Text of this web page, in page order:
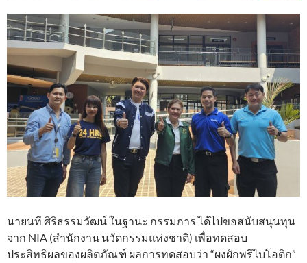
นายนที ศิริธรรมวัฒน์ ในฐานะ กรรมการ ได้ไปขอสนับสนุนทุน
จาก NIA (สำนักงาน นวัตกรรมแห่งชาติ) เพื่อทดสอบ
ประสิทธิผลของผลิตภัณฑ์ ผลการทดสอบว่า “ผงผักพรีไบโอติก”